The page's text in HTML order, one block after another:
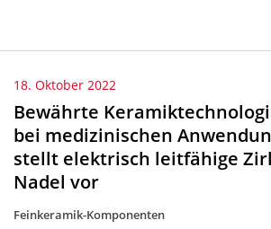
18. Oktober 2022
Bewährte
bei medizinischen
stellt elektrisch leitfähige
Nadel vor
Feinkeramik-Komponenten